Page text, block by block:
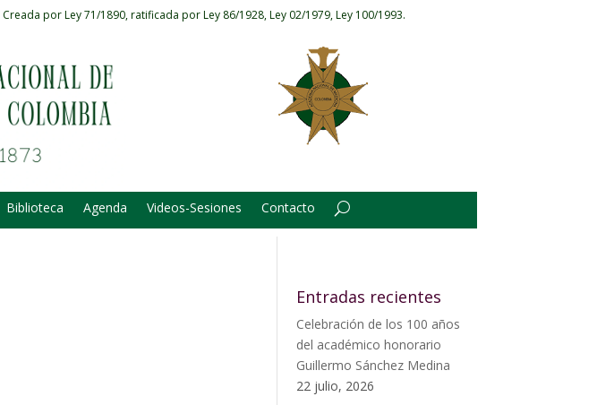
Creada por Ley 71/1890, ratificada por Ley 86/1928, Ley 02/1979, Ley 100/1993.
Biblioteca Agenda Videos-Sesiones Contacto
Entradas recientes
Celebración de los 100 años
del académico honorario
Guillermo Sánchez Medina
22 julio, 2026